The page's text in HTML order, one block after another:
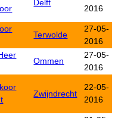
Delft
2016
Terwolde
27-05-
2016
Ommen
27-05-
2016
Zwijndrecht
22-05-
2016